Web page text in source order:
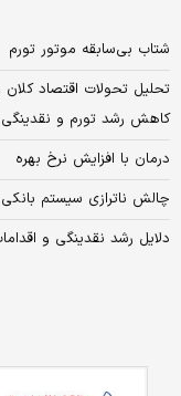
شتاب بی‌سابقه موتور تورم
کاهش رشد تورم و نقدینگی
درمان با افزایش نرخ بهره
چالش ناترازی سیستم بانکی
دلایل رشد نقدینگی و